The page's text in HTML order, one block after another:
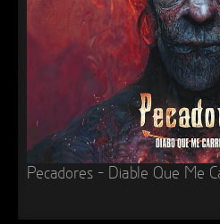
►
►
►
►
►
►
►
Pecadores – Diable Que Me